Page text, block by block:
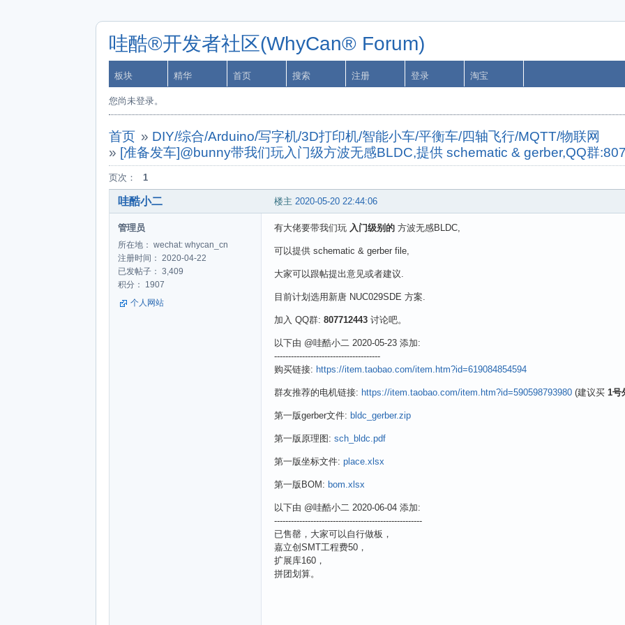
哇酷®开发者社区(WhyCan® Forum)
板块 精华 首页 搜索 注册 登录 淘宝
您尚未登录。
首页 » DIY/综合/Arduino/写字机/3D打印机/智能小车/平衡车/四轴飞行/MQTT/物联网
» [准备发车]@bunny带我们玩入门级方波无感BLDC,提供 schematic & gerber,QQ群
页次： 1
楼主 2020-05-20 22:44:06
哇酷小二
管理员
所在地： wechat: whycan_cn
注册时间： 2020-04-22
已发帖子： 3,409
积分： 1907
个人网站
有大佬要带我们玩 入门级别的 方波无感BLDC,
可以提供 schematic & gerber file,
大家可以跟帖提出意见或者建议.
目前计划选用新唐 NUC029SDE 方案.
加入 QQ群: 807712443 讨论吧。
以下由 @哇酷小二 2020-05-23 添加:
--------------------------------------
购买链接: https://item.taobao.com/item.htm?id=619084854594
群友推荐的电机链接: https://item.taobao.com/item.htm?id=590598793980 (建议买 1号
第一版gerber文件: bldc_gerber.zip
第一版原理图: sch_bldc.pdf
第一版坐标文件: place.xlsx
第一版BOM: bom.xlsx
以下由 @哇酷小二 2020-06-04 添加:
-----------------------------------------------------
已售罄，大家可以自行做板，
嘉立创SMT工程费50，
扩展库160，
拼团划算。